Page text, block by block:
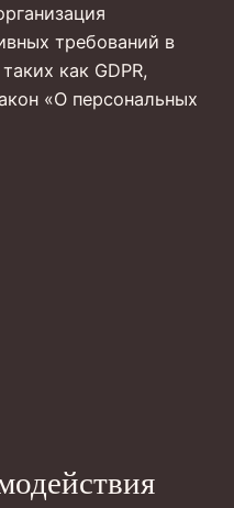
требований в
как GDPR,
«О персональных